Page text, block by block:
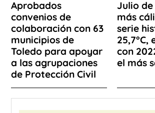
Aprobados
convenios de
colaboración con 63
municipios de
Toledo para apoyar
a las agrupaciones
de Protección Civil
Julio de
más
serie
con
el más